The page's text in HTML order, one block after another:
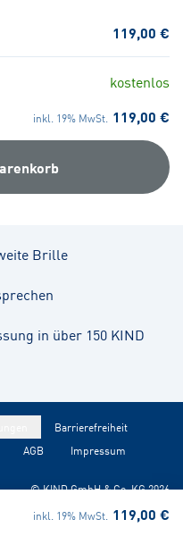
119,00 €
kostenlos
inkl. 19% MwSt. 119,00 €
inkl. 19% MwSt. 119,00 €
Brille
in über 150 KIND
© KIND GmbH & Co. KG2026
Barrierefreiheit
AGB Impressum